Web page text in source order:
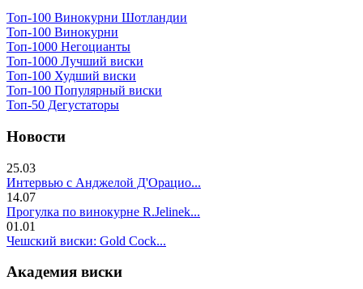
Топ-100 Винокурни Шотландии
Топ-100 Винокурни
Топ-1000 Негоцианты
Топ-1000 Лучший виски
Топ-100 Худший виски
Топ-100 Популярный виски
Топ-50 Дегустаторы
Новости
25.03
Интервью с Анджелой Д'Орацио...
14.07
Прогулка по винокурне R.Jelinek...
01.01
Чешский виски: Gold Cock...
Академия виски